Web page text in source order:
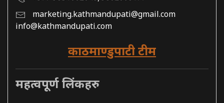
marketing.kathmandupati@gmail.com
info@kathmandupati.com
काठमाण्डुपाटी टीम
महत्वपूर्ण लिंकहरु